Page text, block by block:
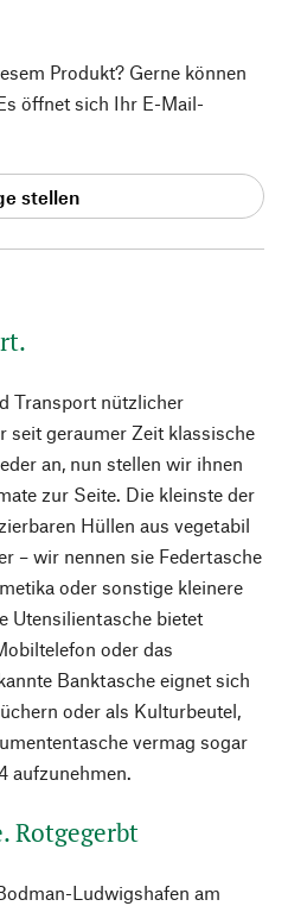
Transport nützlicher
seit geraumer Zeit klassische
an, nun stellen wir ihnen
zur Seite. Die kleinste der
Hüllen aus vegetabil
– wir nennen sie Federtasche
oder sonstige kleinere
Utensilientasche bietet
oder das
Banktasche eignet sich
oder als Kulturbeutel,
vermag sogar
aufzunehmen.
Rotgegerbt
Ludwigshafen am
Produkt? Gerne können
öffnet sich Ihr E-Mail-
stellen